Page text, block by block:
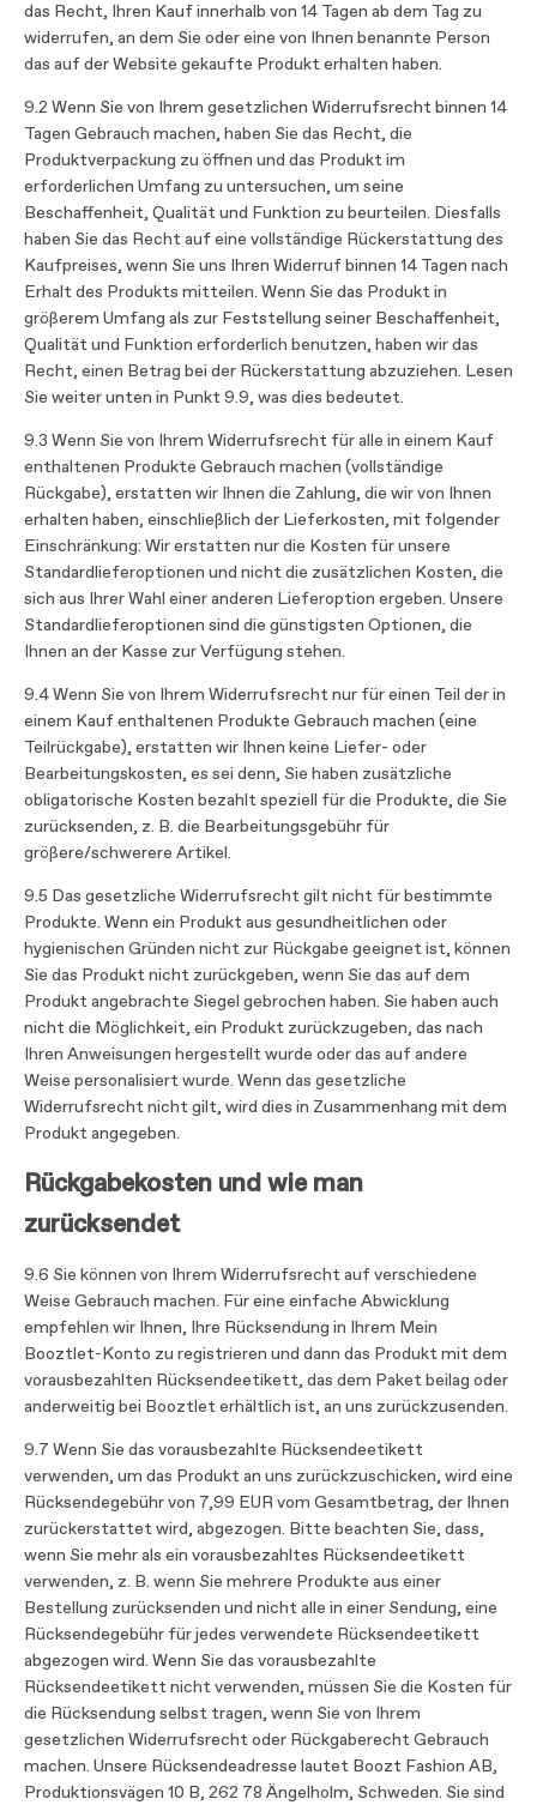
das Recht, Ihren Kauf innerhalb von 14 Tagen ab dem Tag zu
widerrufen, an dem Sie oder eine von Ihnen benannte Person
das auf der Website gekaufte Produkt erhalten haben.
9.2 Wenn Sie von Ihrem gesetzlichen Widerrufsrecht binnen 14
Tagen Gebrauch machen, haben Sie das Recht, die
Produktverpackung zu öffnen und das Produkt im
erforderlichen Umfang zu untersuchen, um seine
Beschaffenheit, Qualität und Funktion zu beurteilen. Diesfalls
haben Sie das Recht auf eine vollständige Rückerstattung des
Kaufpreises, wenn Sie uns Ihren Widerruf binnen 14 Tagen nach
Erhalt des Produkts mitteilen. Wenn Sie das Produkt in
größerem Umfang als zur Feststellung seiner Beschaffenheit,
Qualität und Funktion erforderlich benutzen, haben wir das
Recht, einen Betrag bei der Rückerstattung abzuziehen. Lesen
Sie weiter unten in Punkt 9.9, was dies bedeutet.
9.3 Wenn Sie von Ihrem Widerrufsrecht für alle in einem Kauf
enthaltenen Produkte Gebrauch machen (vollständige
Rückgabe), erstatten wir Ihnen die Zahlung, die wir von Ihnen
erhalten haben, einschließlich der Lieferkosten, mit folgender
Einschränkung: Wir erstatten nur die Kosten für unsere
Standardlieferoptionen und nicht die zusätzlichen Kosten, die
sich aus Ihrer Wahl einer anderen Lieferoption ergeben. Unsere
Standardlieferoptionen sind die günstigsten Optionen, die
Ihnen an der Kasse zur Verfügung stehen.
9.4 Wenn Sie von Ihrem Widerrufsrecht nur für einen Teil der in
einem Kauf enthaltenen Produkte Gebrauch machen (eine
Teilrückgabe), erstatten wir Ihnen keine Liefer- oder
Bearbeitungskosten, es sei denn, Sie haben zusätzliche
obligatorische Kosten bezahlt speziell für die Produkte, die Sie
zurücksenden, z. B. die Bearbeitungsgebühr für
größere/schwerere Artikel.
9.5 Das gesetzliche Widerrufsrecht gilt nicht für bestimmte
Produkte. Wenn ein Produkt aus gesundheitlichen oder
hygienischen Gründen nicht zur Rückgabe geeignet ist, können
Sie das Produkt nicht zurückgeben, wenn Sie das auf dem
Produkt angebrachte Siegel gebrochen haben. Sie haben auch
nicht die Möglichkeit, ein Produkt zurückzugeben, das nach
Ihren Anweisungen hergestellt wurde oder das auf andere
Weise personalisiert wurde. Wenn das gesetzliche
Widerrufsrecht nicht gilt, wird dies in Zusammenhang mit dem
Produkt angegeben.
Rückgabekosten und wie man
zurücksendet
9.6 Sie können von Ihrem Widerrufsrecht auf verschiedene
Weise Gebrauch machen. Für eine einfache Abwicklung
empfehlen wir Ihnen, Ihre Rücksendung in Ihrem Mein
Booztlet-Konto zu registrieren und dann das Produkt mit dem
vorausbezahlten Rücksendeetikett, das dem Paket beilag oder
anderweitig bei Booztlet erhältlich ist, an uns zurückzusenden.
9.7 Wenn Sie das vorausbezahlte Rücksendeetikett
verwenden, um das Produkt an uns zurückzuschicken, wird eine
Rücksendegebühr von 7,99 EUR vom Gesamtbetrag, der Ihnen
zurückerstattet wird, abgezogen. Bitte beachten Sie, dass,
wenn Sie mehr als ein vorausbezahltes Rücksendeetikett
verwenden, z. B. wenn Sie mehrere Produkte aus einer
Bestellung zurücksenden und nicht alle in einer Sendung, eine
Rücksendegebühr für jedes verwendete Rücksendeetikett
abgezogen wird. Wenn Sie das vorausbezahlte
Rücksendeetikett nicht verwenden, müssen Sie die Kosten für
die Rücksendung selbst tragen, wenn Sie von Ihrem
gesetzlichen Widerrufsrecht oder Rückgaberecht Gebrauch
machen. Unsere Rücksendeadresse lautet Boozt Fashion AB,
Produktionsvägen 10 B, 262 78 Ängelholm, Schweden. Sie sind